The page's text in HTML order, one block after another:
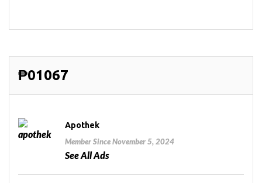
₱01067
Apothek
Member Since November 5, 2024
See All Ads